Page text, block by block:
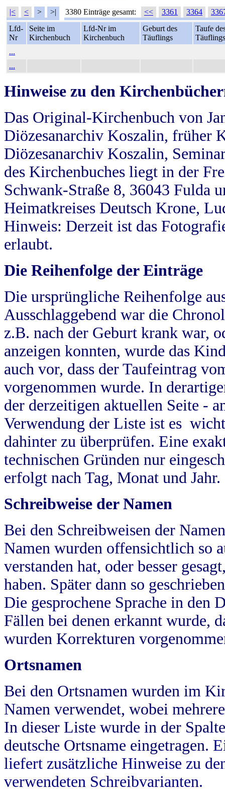
|< < > >| 3380 Einträge gesamt: << 3361 3364
Lfd-
Nr
Seite im
Kirchenbuch
Lfd-Nr im
Kirchenbuch
Geburt des
Täuflings
Taufe
Täuflings
...
...
Hinweise zu den
Das Original-Kirchenbuch von
Diözesanarchiv Koszalin, früher
Diözesanarchiv Koszalin,
des Kirchenbuches liegt in der
Schwank-Straße 8, 36043 Fulda
Heimatkreises Deutsch Krone,
Hinweis: Derzeit ist das
erlaubt.
Die Reihenfolge der Einträge
Die ursprüngliche Reihenfolge
Ausschlaggebend war die
z.B. nach der Geburt krank war,
anzeigen konnten, wurde das
auch vor, dass der Taufeintrag
vorgenommen wurde. In
der derzeitigen aktuellen Seite -
Verwendung der Liste ist es
dahinter zu überprüfen. Eine
technischen Gründen nur
erfolgt nach Tag, Monat und Jahr.
Schreibweise der Namen
Bei den Schreibweisen der
Namen wurden offensichtlich so
verstanden hat, oder besser
haben. Später dann so
Die gesprochene Sprache in
Fällen bei denen erkannt wurde,
wurden Korrekturen
Ortsnamen
Bei den Ortsnamen wurden im
Namen verwendet, wobei
In dieser Liste wurde in der
deutsche Ortsname eingetragen.
liefert zusätzliche Hinweise zu
verwendeten Schreibvarianten.